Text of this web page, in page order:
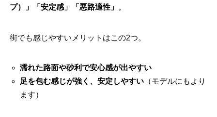
プ）」「安定感」「悪路適性」 。
街でも感じやすいメリットはこの2つ。
濡れた路面や砂利で安心感が出やすい
足を包む感じが強く、安定しやすい（モデルにもより
ます）